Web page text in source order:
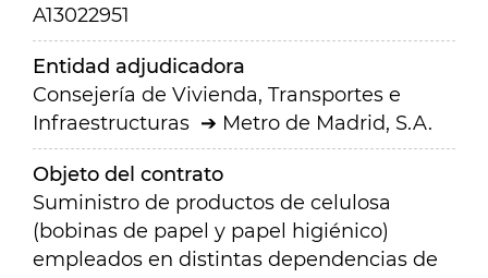
A13022951
Entidad adjudicadora
Consejería de Vivienda, Transportes e
Infraestructuras
Metro de Madrid, S.A.
Objeto del contrato
Suministro de productos de celulosa
(bobinas de papel y papel higiénico)
empleados en distintas dependencias de